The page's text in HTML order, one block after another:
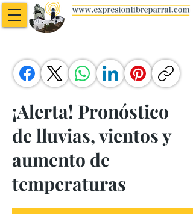
¡Alerta! Pronóstico
de lluvias, vientos y
aumento de
temperaturas